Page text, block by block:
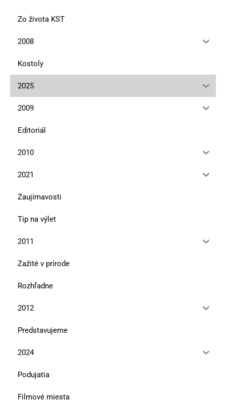
Zo života KST
2008
Kostoly
2025
2009
Editoriál
2010
2021
Zaujímavosti
Tip na výlet
2011
Zažité v prírode
Rozhľadne
2012
Predstavujeme
2024
Podujatia
Filmové miesta